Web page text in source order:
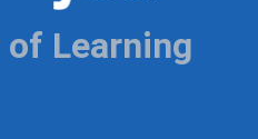
Learning